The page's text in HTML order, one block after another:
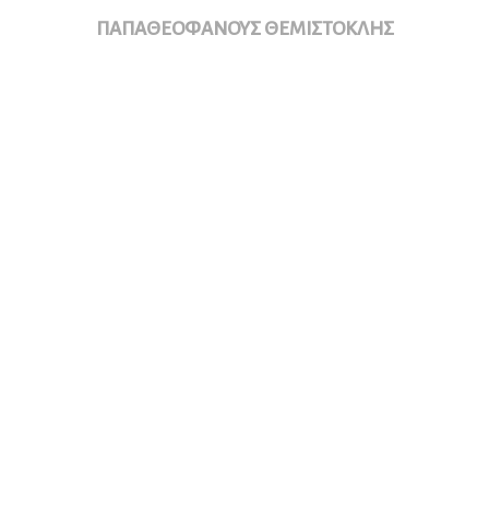
ΠΑΠΑΘΕΟΦΑΝΟΥΣ ΘΕΜΙΣΤΟΚΛΗΣ